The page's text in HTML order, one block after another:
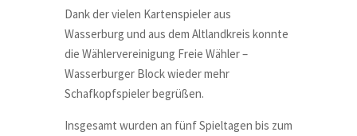
Dank der vielen Kartenspieler aus
Wasserburg und aus dem Altlandkreis konnte
die Wählervereinigung Freie Wähler –
Wasserburger Block wieder mehr
Schafkopfspieler begrüßen.
Insgesamt wurden an fünf Spieltagen bis zum